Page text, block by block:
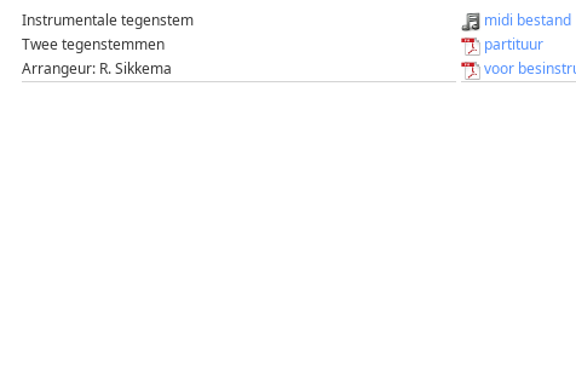
Instrumentale tegenstem
Twee tegenstemmen
Arrangeur: R. Sikkema
midi bestand
partituur
voor